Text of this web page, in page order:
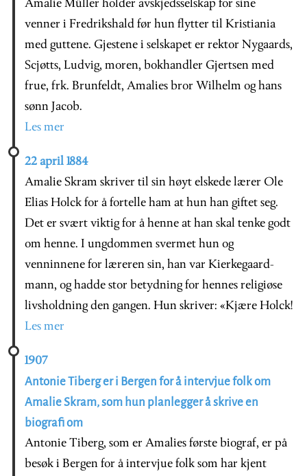
Amalie Müller holder avskjedsselskap for sine
venner i Fredrikshald før hun flytter til Kristiania
med guttene. Gjestene i selskapet er rektor Nygaards,
Scjøtts, Ludvig, moren, bokhandler Gjertsen med
frue, frk. Brunfeldt, Amalies bror Wilhelm og hans
sønn Jacob.
Les mer
22 april 1884
Amalie Skram skriver til sin høyt elskede lærer Ole
Elias Holck for å fortelle ham at hun han giftet seg.
Det er svært viktig for å henne at han skal tenke godt
om henne. I ungdommen svermet hun og
venninnene for læreren sin, han var Kierkegaard-
mann, og hadde stor betydning for hennes religiøse
livsholdning den gangen. Hun skriver: «Kjære Holck!
Les mer
1907
Antonie Tiberg er i Bergen for å intervjue folk om
Amalie Skram, som hun planlegger å skrive en
biografi om
Antonie Tiberg, som er Amalies første biograf, er på
besøk i Bergen for å intervjue folk som har kjent